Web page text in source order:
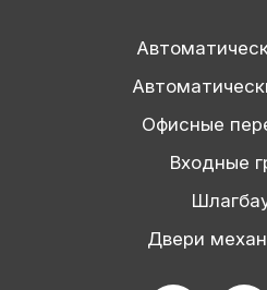
Офисные
Входные
Двери